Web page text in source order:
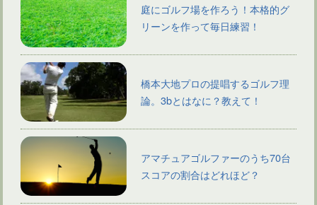
庭にゴルフ場を作ろう！本格的グ
リーンを作って毎日練習！
橋本大地プロの提唱するゴルフ理
論。3bとはなに？教えて！
アマチュアゴルファーのうち70台
スコアの割合はどれほど？